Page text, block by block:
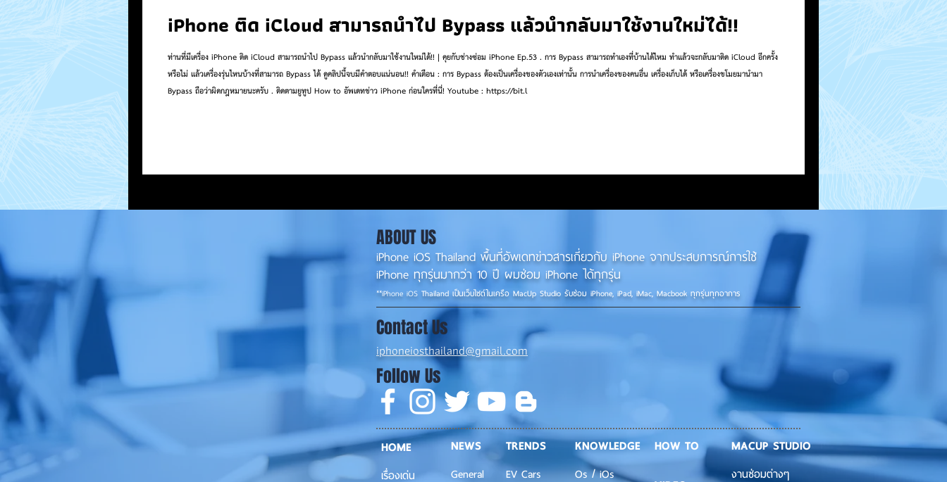
iPhone ติด iCloud สามารถนำไป Bypass แล้วนำกลับมาใช้งานใหม่ได้!!
ท่านที่มีเครื่อง iPhone ติด iCloud สามารถนำไป Bypass แล้วนำกลับมาใช้งานใหม่ได้!! | คุยกับช่างซ่อม iPhone Ep.53 . การ Bypass สามารถทำเองที่บ้านได้ไหม ทำแล้วจะกลับมาติด iCloud อีกครั้ง
หรือไม่ แล้วเครื่องรุ่นไหนบ้างที่สามารถ Bypass ได้ ดูคลิปนี้จบมีคำตอบแน่นอน!! คำเตือน : การ Bypass ต้องเป็นเครื่องของตัวเองเท่านั้น การนำเครื่องของคนอื่น เครื่องเก็บได้ หรือเครื่องขโมยมานำมา
Bypass ถือว่าผิดกฎหมายนะครับ . ติดตามยูทูป How to อัพเดทข่าว iPhone ก่อนใครที่นี่! Youtube : https://bit.l
ABOUT US
iPhone iOS Thailand พื้นที่อัพเดทข่าวสารเกี่ยวกับ iPhone จากประสบการณ์การใช้
iPhone ทุกรุ่นมากว่า 10 ปี ผมซ่อม iPhone ได้ทุกรุ่น
**iPhone iOS Thailand เป็นเว็บไซต์ในเครือ MacUp Studio รับซ่อม iPhone, iPad, iMac, Macbook ทุกรุ่นทุกอาการ
Contact Us
iphoneiosthailand@gmail.com
Follow Us
HOME
เรื่องเด่น
NEWS
General
TRENDS
EV Cars
KNOWLEDGE
Os / iOs
HOW TO
MACUP STUDIO
งานซ่อมต่างๆ